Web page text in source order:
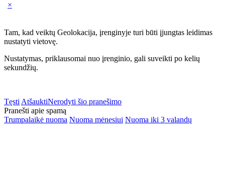
×
Tam, kad veiktų Geolokacija, įrenginyje turi būti įjungtas leidimas
nustatyti vietovę.
Nustatymas, priklausomai nuo įrenginio, gali suveikti po kelių
sekundžių.
Tęsti AtšauktiNerodyti šio pranešimo
Pranešti apie spamą
Trumpalaikė nuoma Nuoma mėnesiui Nuoma iki 3 valandų